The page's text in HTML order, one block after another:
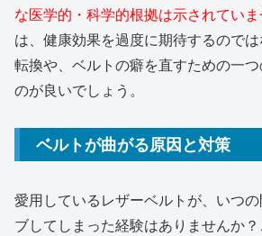
な医学的・科学的根拠は示されていま
は、健康効果を過度に期待するので
転換や、ベルトの癖を直すための一
のが良いでしょう。
ベルトが曲がる原因と対策
愛用しているレザーベルトが、いつ
ブしてしまった経験はありませんか